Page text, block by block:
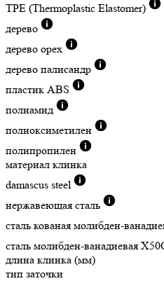
TPE (Thermoplastic Elastomer)
дерево
дерево орех
дерево палисандр
пластик ABS
полиамид
полиоксиметилен
полипропилен
материал клинка
damascus steel
нержавеющая сталь
сталь кованая молибден-
сталь молибден-ванадиевая
длина клинка (мм)
тип заточки